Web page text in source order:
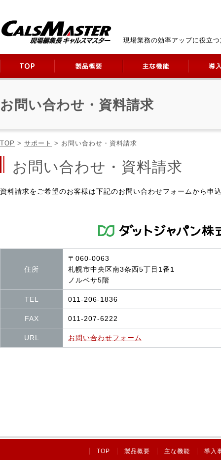
現場業務の効率アップに役立
お問い合わせ・資料請求
TOP > サポート > お問い合わせ・資料請求
お問い合わせ・資料請求
資料請求をご希望のお客様は下記のお問い合わせフォームから申
住所
〒060-0063
札幌市中央区南3条西5丁目1番1
ノルベサ5階
TEL 011-206-1836
FAX 011-207-6222
URL お問い合わせフォーム
TOP 製品概要 主な機能
導入